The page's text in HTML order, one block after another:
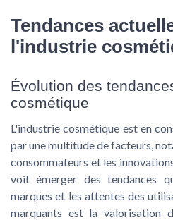
Tendances
l'industrie
Évolution des
cosmétique
L'industrie cosmétique est en
par une multitude de facteurs,
consommateurs et les
voit émerger des tendances
marques et les attentes des
marquants est la valorisation